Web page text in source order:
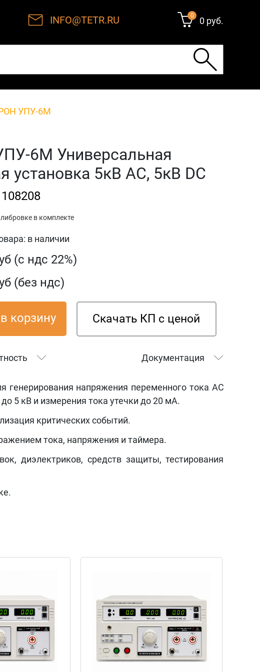
INFO@TETR.RU 0 0 руб.
УПУ-6М
6М Универсальная
установка 5кВ AC, 5кВ DC
108208
в комплекте
в наличии
(с ндс 22%)
(без ндс)
корзину Скачать КП с ценой
Документация
генерирования напряжения переменного тока АС
5 кВ и измерения тока утечки до 20 мА.
критических событий.
тока, напряжения и таймера.
диэлектриков, средств защиты, тестирования